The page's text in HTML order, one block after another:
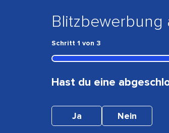
Blitzbewerbung
Schritt 1 von 3
Hast du eine
Ja Nein